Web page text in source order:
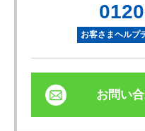
お客さまヘルプ
お問い